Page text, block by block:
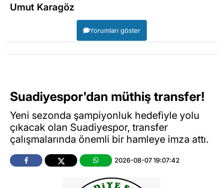
Umut Karagöz
Yorumları göster
Suadiyespor'dan müthiş transfer!
Yeni sezonda şampiyonluk hedefiyle yolu
çıkacak olan Suadiyespor, transfer
çalışmalarında önemli bir hamleye imza attı.
2026-08-07 19:07:42